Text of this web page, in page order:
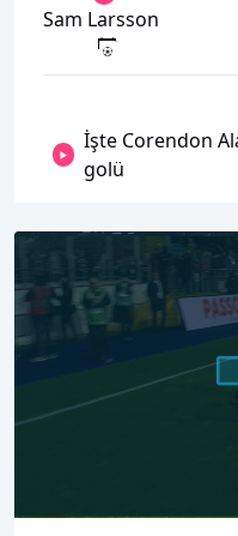
Sam Larsson
İşte Corendon
golü